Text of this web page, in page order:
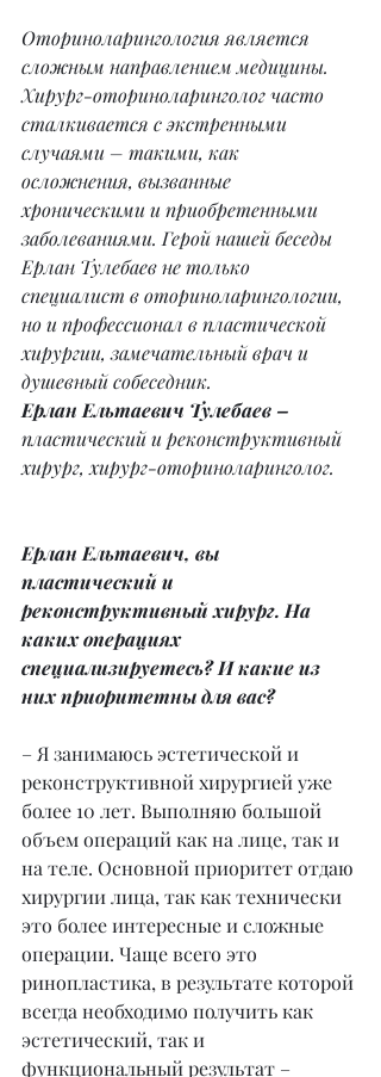
Оториноларингология является
сложным направлением медицины.
Хирург-оториноларинголог часто
сталкивается с экстренными
случаями – такими, как
осложнения, вызванные
хроническими и приобретенными
заболеваниями. Герой нашей беседы
Ерлан Тулебаев не только
специалист в оториноларингологии,
но и профессионал в пластической
хирургии, замечательный врач и
душевный собеседник.
Ерлан Ельтаевич Тулебаев –
пластический и реконструктивный
хирург, хирург-оториноларинголог.
Ерлан Ельтаевич, вы
пластический и
реконструктивный хирург. На
каких операциях
специализируетесь? И какие из
них приоритетны для вас?
– Я занимаюсь эстетической и
реконструктивной хирургией уже
более 10 лет. Выполняю большой
объем операций как на лице, так и
на теле. Основной приоритет отдаю
хирургии лица, так как технически
это более интересные и сложные
операции. Чаще всего это
ринопластика, в результате которой
всегда необходимо получить как
эстетический, так и
функциональный результат –